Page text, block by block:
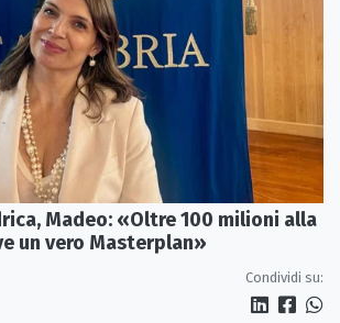
Madeo: «Oltre 100 milioni alla
un vero Masterplan»
Condividi su: